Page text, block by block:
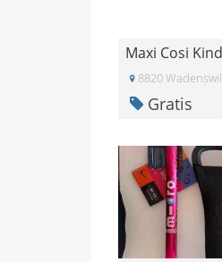
8820 Wadenswil
Gratis